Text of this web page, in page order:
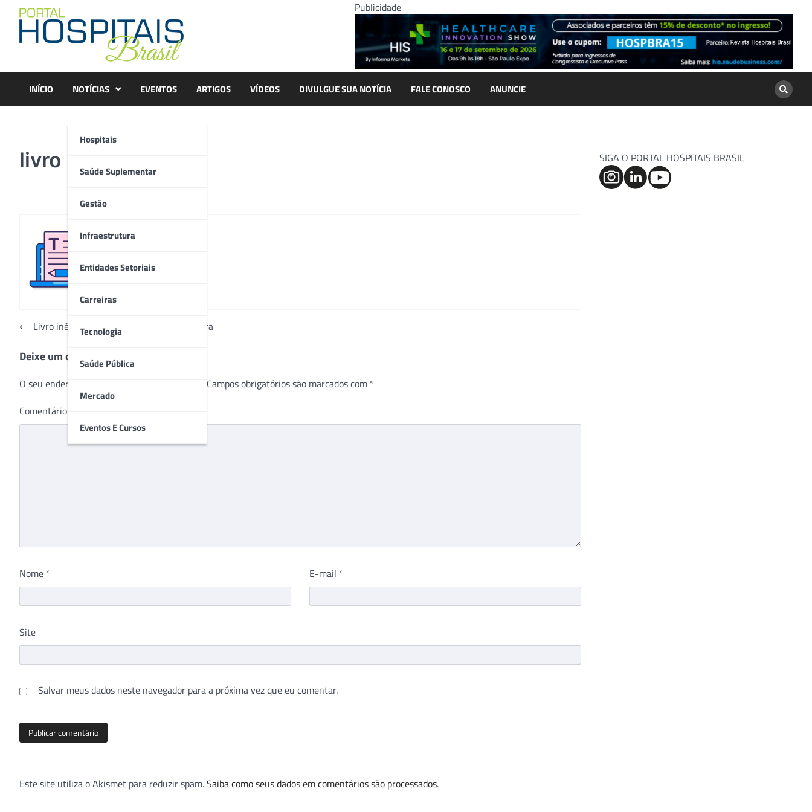
content
Publicidade
INÍCIO NOTÍCIAS
Hospitais
Saúde Suplementar
Gestão
Infraestrutura
Entidades Setoriais
Carreiras
Tecnologia
Saúde Pública
Mercado
Eventos E Cursos
EVENTOS ARTIGOS VÍDEOS DIVULGUE SUA NOTÍCIA FALE CONOSCO ANUNCIE
livro
Navegação
Post
⟵Livro inédito no Brasil aborda síndrome rara
Deixe um comentário
O seu endereço de e-mail não será publicado. Campos obrigatórios são marcados com *
Comentário
Nome * E-mail *
Site
Salvar meus dados neste navegador para a próxima vez que eu comentar.
Este site utiliza o Akismet para reduzir spam.Saiba como seus dados em comentários são processados.
SIGA O PORTAL HOSPITAIS BRASIL